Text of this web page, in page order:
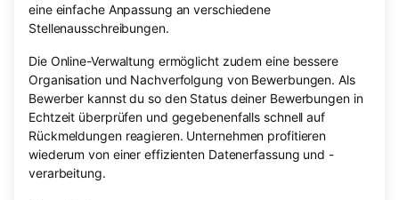
eine einfache Anpassung an verschiedene
Stellenausschreibungen.
Die Online-Verwaltung ermöglicht zudem eine bessere
Organisation und Nachverfolgung von Bewerbungen. Als
Bewerber kannst du so den Status deiner Bewerbungen in
Echtzeit überprüfen und gegebenenfalls schnell auf
Rückmeldungen reagieren. Unternehmen profitieren
wiederum von einer effizienten Datenerfassung und -
verarbeitung.